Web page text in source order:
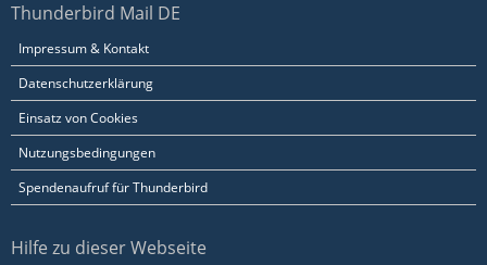
Thunderbird Mail DE
Impressum & Kontakt
Datenschutzerklärung
Einsatz von Cookies
Nutzungsbedingungen
Spendenaufruf für Thunderbird
Hilfe zu dieser Webseite